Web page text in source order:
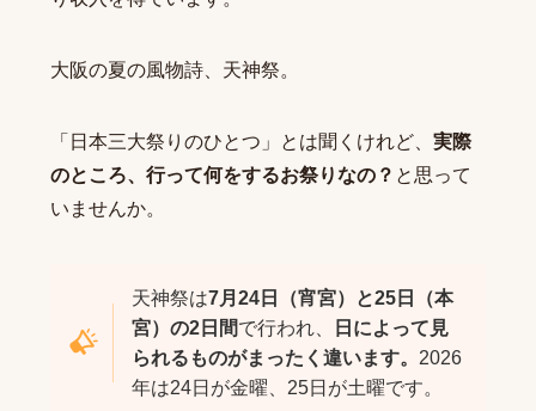
大阪の夏の風物詩、天神祭。
「日本三大祭りのひとつ」とは聞くけれど、 実際
のところ、行って何をするお祭りなの？ と思って
いませんか。
天神祭は7月24日（宵宮）と25日（本
宮）の2日間で行われ、
日によって見
られるものがまったく違います。 2026
年は24日が金曜、25日が土曜です。